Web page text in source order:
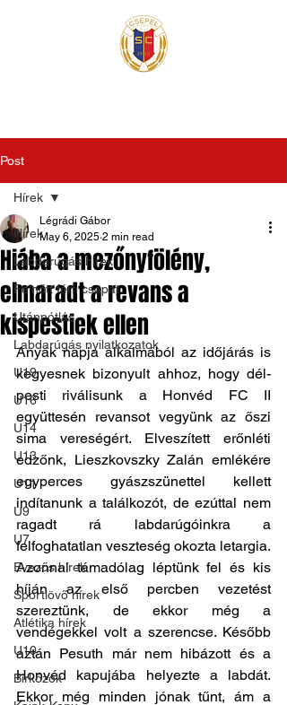
Post
Hírek
Labdarúgás hírek
Felnőtt férfi csapat
Utánpótlás
Labdarúgás nyilatkozatok
U19
U16
U14
U13
U11
U9
U7
Evezős hírek
Sportlövő hírek
Atlétika hírek
U10
Birkózók
Hírek
Hiába a mezőnyfölény,
elmaradt a revans a
kispestiek ellen
Légrádi Gábor
May 6, 2025 2 min read
Anyák napja alkalmából az időjárás is
kegyesnek bizonyult ahhoz, hogy dél-
pesti riválisunk a Honvéd FC II
együttesén revansot vegyünk az őszi
sima vereségért. Elveszített erőnléti
edzőnk, Lieszkovszky Zalán emlékére
egyperces gyászszünettel kellett
indítanunk a találkozót, de ezúttal nem
ragadt rá labdarúgóinkra a
felfoghatatlan veszteség okozta letargia.
Azonnal támadólag léptünk fel és kis
híján az első percben vezetést
szereztünk, de ekkor még a
vendégekkel volt a szerencse. Később
aztán Pesuth már nem hibázott és a
Honvéd kapujába helyezte a labdát.
Ekkor még minden jónak tűnt, ám a